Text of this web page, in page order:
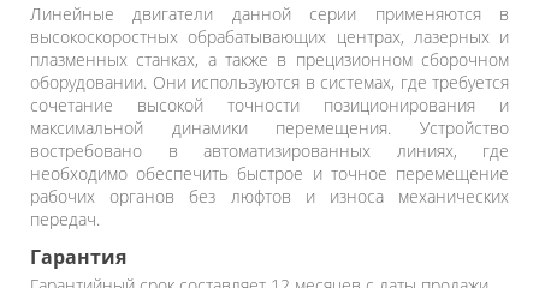
Линейные двигатели данной серии применяются в
высокоскоростных обрабатывающих центрах, лазерных и
плазменных станках, а также в прецизионном сборочном
оборудовании. Они используются в системах, где требуется
сочетание высокой точности позиционирования и
максимальной динамики перемещения. Устройство
востребовано в автоматизированных линиях, где
необходимо обеспечить быстрое и точное перемещение
рабочих органов без люфтов и износа механических
передач.
Гарантия